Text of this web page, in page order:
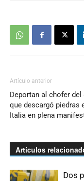
Artículo anterior
Deportan al chofer
que descargó piedras
Italia en plena
Artículos
Dos